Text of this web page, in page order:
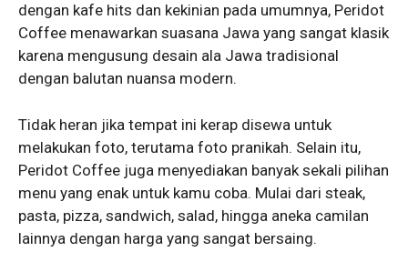
dengan kafe hits dan kekinian pada umumnya, Peridot
Coffee menawarkan suasana Jawa yang sangat klasik
karena mengusung desain ala Jawa tradisional
dengan balutan nuansa modern.
Tidak heran jika tempat ini kerap disewa untuk
melakukan foto, terutama foto pranikah. Selain itu,
Peridot Coffee juga menyediakan banyak sekali pilihan
menu yang enak untuk kamu coba. Mulai dari steak,
pasta, pizza, sandwich, salad, hingga aneka camilan
lainnya dengan harga yang sangat bersaing.